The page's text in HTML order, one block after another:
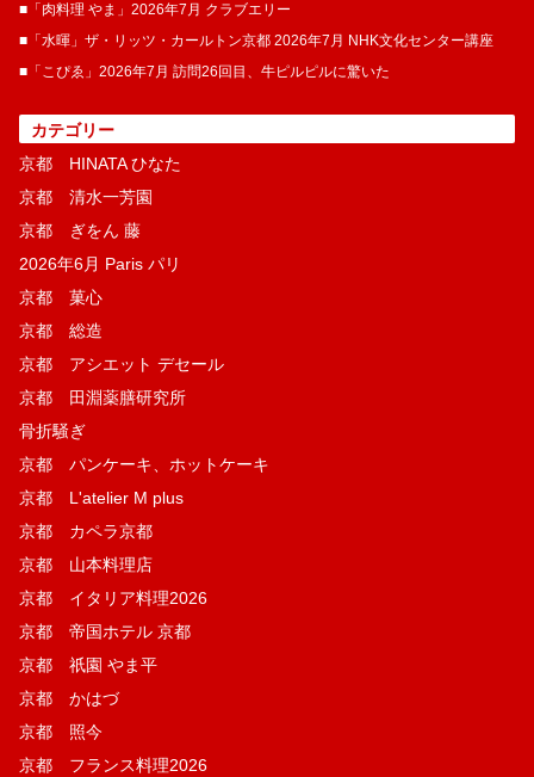
■「肉料理 やま」2026年7月 クラブエリー
■「水暉」ザ・リッツ・カールトン京都 2026年7月 NHK文化センター講座
■「こぴゑ」2026年7月 訪問26回目、牛ピルピルに驚いた
カテゴリー
京都 HINATA ひなた
京都 清水一芳園
京都 ぎをん 藤
2026年6月 Paris パリ
京都 菓​心
京都 総造
京都 アシエット デセール
京都 田淵薬膳研究所
骨折騒ぎ
京都 パンケーキ、ホットケーキ
京都 L'atelier M plus
京都 カペラ京都
京都 山本料理店
京都 イタリア料理2026
京都 帝国ホテル 京都
京都 祇園 やま平
京都 かはづ
京都 照今
京都 フランス料理2026